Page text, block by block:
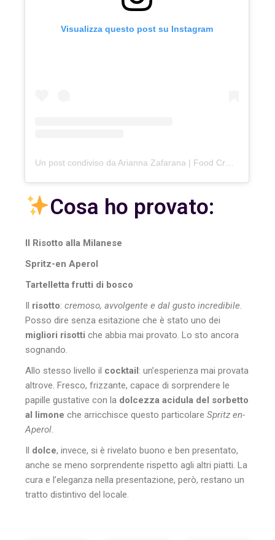
Visualizza questo post su Instagram
Cosa ho provato:
Il Risotto alla Milanese
Spritz-en Aperol
Tartelletta frutti di bosco
Il risotto:cremoso, avvolgente e dal gusto incredibile.
Posso dire senza esitazione che è stato uno dei
migliori risotti che abbia mai provato. Lo sto ancora
sognando.
Allo stesso livello il cocktail: un’esperienza mai provata
altrove. Fresco, frizzante, capace di sorprendere le
papille gustative con la dolcezza acidula del sorbetto
al limone che arricchisce questo particolareSpritz en-
Aperol.
Il dolce, invece, si è rivelato buono e ben presentato,
anche se meno sorprendente rispetto agli altri piatti. La
cura e l’eleganza nella presentazione, però, restano un
tratto distintivo del locale.